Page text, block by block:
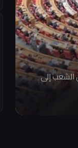
إلى